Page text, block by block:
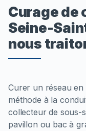
Curage de
Seine-
nous
Curer un réseau en
méthode à la
collecteur de sous-
pavillon ou bac à